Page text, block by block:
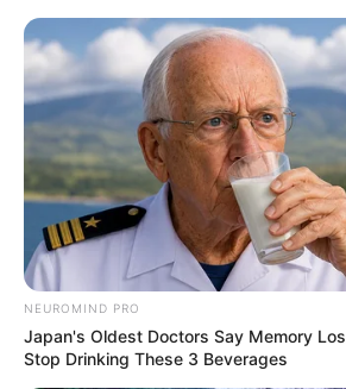
NEWS SPORTS MATRIMONY
Home News
ശുചിമുറിയില്‍ വെച്ച്
കടിച്ചു; രണ്ടര
ആശുപത്രിയില്‍
NEUROMIND PRO
Japan's Oldest Doctors Say Memory
Stop Drinking These 3 Beverages